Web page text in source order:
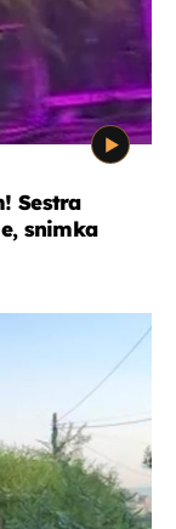
Sestra
snimka